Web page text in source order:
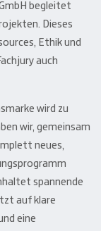
begleitet
Dieses
Ethik und
auch
wird zu
wir, gemeinsam
neues,
spannende
auf klare
eine